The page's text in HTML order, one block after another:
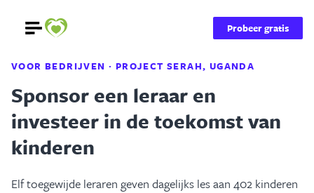
Probeer gratis
VOOR BEDRIJVEN · PROJECT SERAH, UGANDA
Sponsor een leraar en
investeer in de toekomst van
kinderen
Elf toegewijde leraren geven dagelijks les aan 402 kinderen